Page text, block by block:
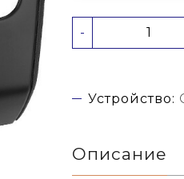
-
Устройство:
Описание